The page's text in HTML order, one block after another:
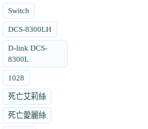
Switch
DCS-8300LH
D-link DCS-
8300L
1028
死亡艾莉絲
死亡愛麗絲